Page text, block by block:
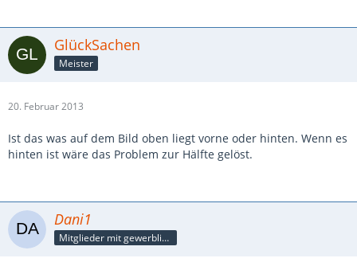
GlückSachen
Meister
20. Februar 2013
Ist das was auf dem Bild oben liegt vorne oder hinten. Wenn es
hinten ist wäre das Problem zur Hälfte gelöst.
Dani1
Mitglieder mit gewerblicher Verbindung, auch als Mitarbeiter/in